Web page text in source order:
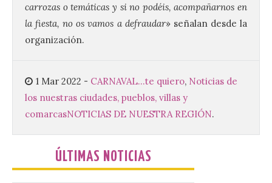
carrozas o temáticas y si no podéis, acompañarnos en
la fiesta, no os vamos a defraudar» señalan desde la
organización.
1 Mar 2022 - CARNAVAL...te quiero, Noticias de
los nuestras ciudades, pueblos, villas y
comarcasNOTICIAS DE NUESTRA REGIÓN.
ÚLTIMAS NOTICIAS
Tendrá lugar el 9 de
agosto en los aledaños del
imprescindible para disfrutar de los
mejores dulces conventuales, tradición,
cultura y un ambiente único. El
Ayuntamiento de Gradefes, intentando
La decimoctava fotografía